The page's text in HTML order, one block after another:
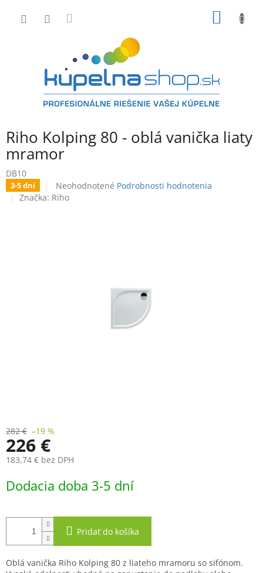
Riho Kolping 80 - oblá vanička liaty
mramor
DB10
3-5 dní
Priemerné
hodnotenie
Neohodnotené Podrobnosti hodnotenia
Značka: Riho
282 € –19 %
226 €
183,74 € bez DPH
cena:
Dodacia doba 3-5 dní
Pridať do košíka
Oblá vanička Riho Kolping 80 z liateho mramoru so sifónom.